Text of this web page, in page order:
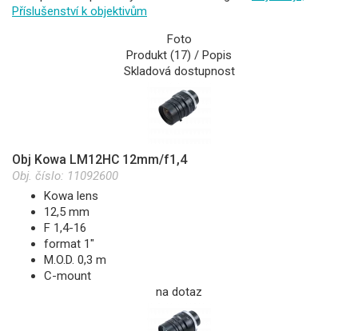
Příslušenství k objektivům
Foto
Produkt (17) / Popis
Skladová dostupnost
Obj Kowa LM12HC 12mm/f1,4
Obj. číslo: 11092600
Kowa lens
12,5 mm
F 1,4-16
format 1"
M.O.D. 0,3 m
C-mount
na dotaz